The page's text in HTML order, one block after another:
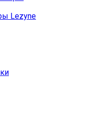
Lezyne